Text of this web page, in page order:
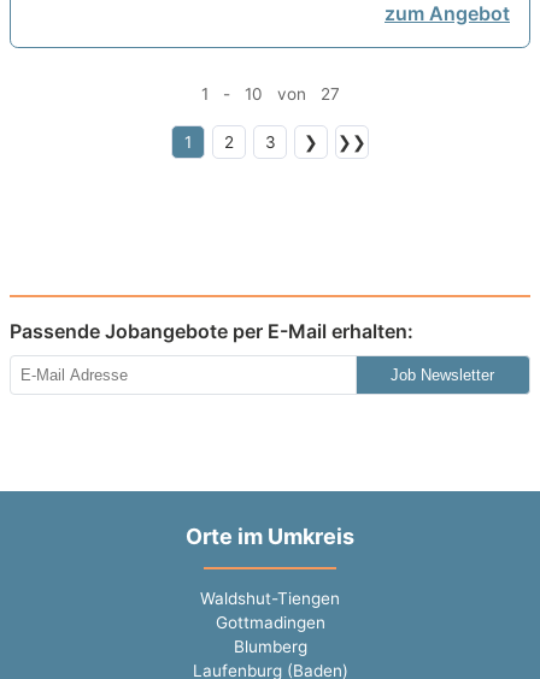
zum Angebot
1 - 10 von 27
1 2 3 ❯ ❯❯
Passende Jobangebote per E-Mail erhalten:
Job Newsletter
Orte im Umkreis
Waldshut-Tiengen
Gottmadingen
Blumberg
Laufenburg (Baden)